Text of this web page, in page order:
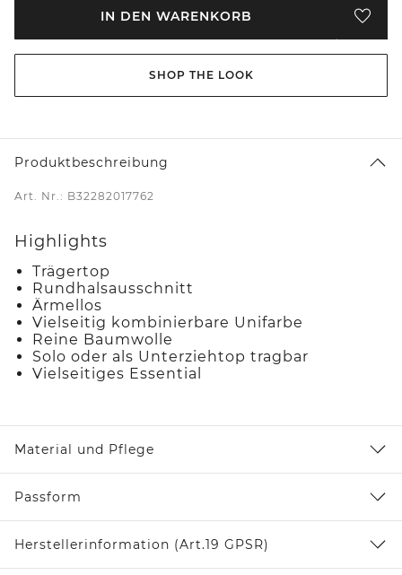
IN DEN WARENKORB
SHOP THE LOOK
Produktbeschreibung
Art. Nr.: B32282017762
Highlights
Trägertop
Rundhalsausschnitt
Ärmellos
Vielseitig kombinierbare Unifarbe
Reine Baumwolle
Solo oder als Unterziehtop tragbar
Vielseitiges Essential
Material und Pflege
Passform
Herstellerinformation (Art.19 GPSR)